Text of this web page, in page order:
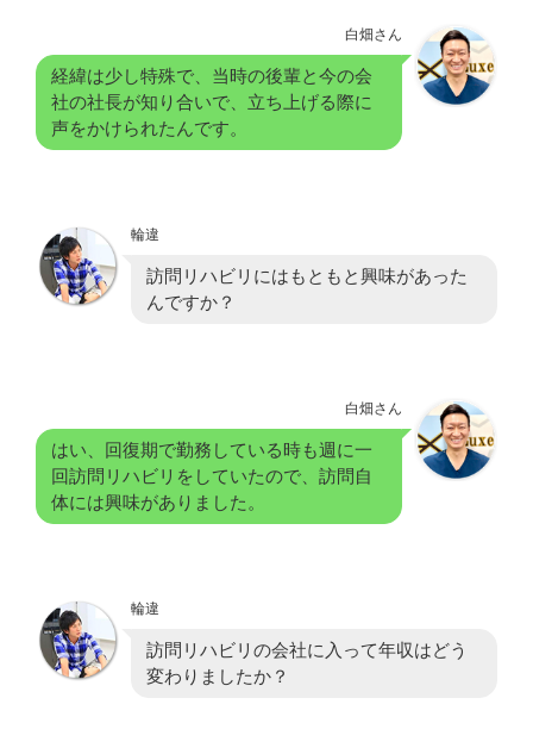
白畑さん
経緯は少し特殊で、当時の後輩と今の会
社の社長が知り合いで、立ち上げる際に
声をかけられたんです。
輪違
訪問リハビリにはもともと興味があった
んですか？
白畑さん
はい、回復期で勤務している時も週に一
回訪問リハビリをしていたので、訪問自
体には興味がありました。
輪違
訪問リハビリの会社に入って年収はどう
変わりましたか？